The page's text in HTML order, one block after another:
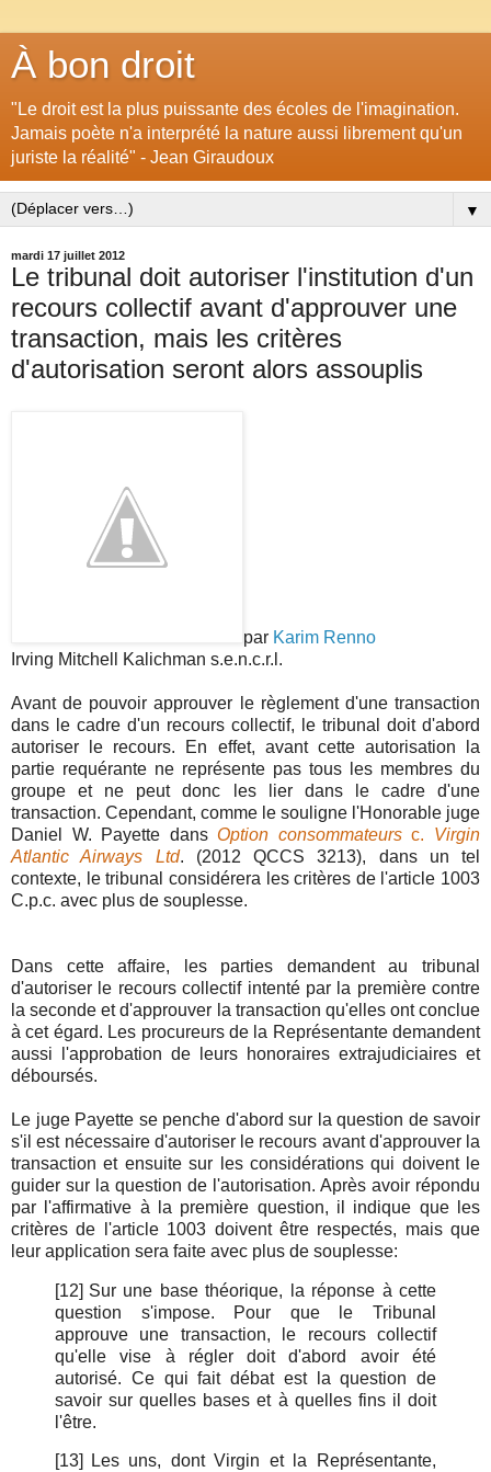
À bon droit
"Le droit est la plus puissante des écoles de l'imagination.
Jamais poète n'a interprété la nature aussi librement qu'un
juriste la réalité" - Jean Giraudoux
▼
mardi 17 juillet 2012
Le tribunal doit autoriser l'institution d'un
recours collectif avant d'approuver une
transaction, mais les critères
d'autorisation seront alors assouplis
par Karim Renno
Irving Mitchell Kalichman s.e.n.c.r.l.
Avant de pouvoir approuver le règlement d'une transaction
dans le cadre d'un recours collectif, le tribunal doit d'abord
autoriser le recours. En effet, avant cette autorisation la
partie requérante ne représente pas tous les membres du
groupe et ne peut donc les lier dans le cadre d'une
transaction. Cependant, comme le souligne l'Honorable juge
Daniel W. Payette dansOption consommateursc. Virgin
Atlantic Airways Ltd. (2012 QCCS 3213), dans un tel
contexte, le tribunal considérera les critères de l'article 1003
C.p.c. avec plus de souplesse.
Dans cette affaire, les parties demandent au tribunal
d'autoriser le recours collectif intenté par la première contre
la seconde et d'approuver la transaction qu'elles ont conclue
à cet égard. Les procureurs de la Représentante demandent
aussi l'approbation de leurs honoraires extrajudiciaires et
déboursés.
Le juge Payette se penche d'abord sur la question de savoir
s'il est nécessaire d'autoriser le recours avant d'approuver la
transaction et ensuite sur les considérations qui doivent le
guider sur la question de l'autorisation. Après avoir répondu
par l'affirmative à la première question, il indique que les
critères de l'article 1003 doivent être respectés, mais que
leur application sera faite avec plus de souplesse:
[12] Sur une base théorique, la réponse à cette
question s'impose. Pour que le Tribunal
approuve une transaction, le recours collectif
qu'elle vise à régler doit d'abord avoir été
autorisé. Ce qui fait débat est la question de
savoir sur quelles bases et à quelles fins il doit
l'être.
[13]
Les uns, dont Virgin et la Représentante,